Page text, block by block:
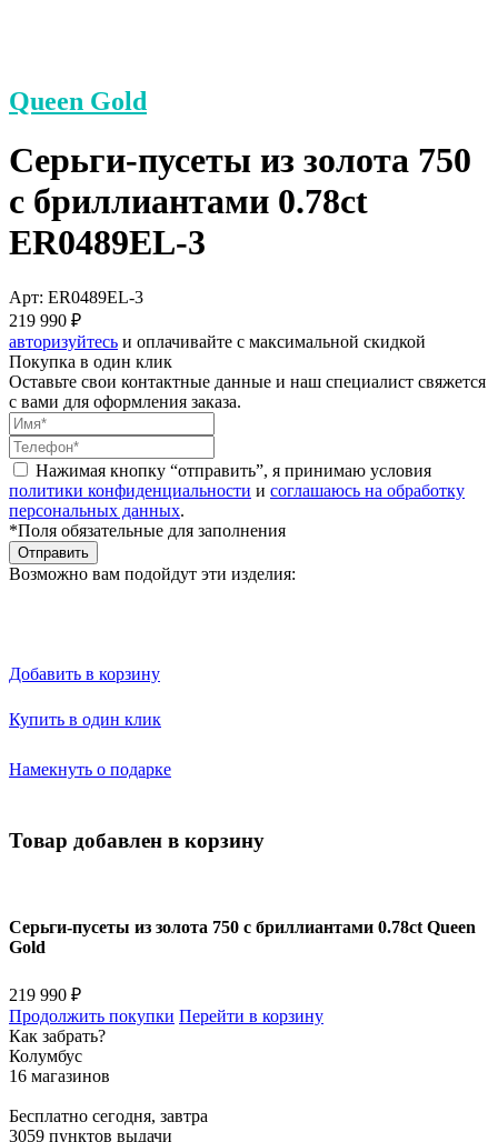
Queen Gold
Серьги-пусеты из золота 750
с бриллиантами 0.78ct
ER0489EL-3
Арт: ER0489EL-3
219 990 ₽
авторизуйтесь и оплачивайте с максимальной скидкой
Покупка в один клик
Оставьте свои контактные данные и наш специалист свяжется
с вами для оформления заказа.
Нажимая кнопку “отправить”, я принимаю условия
политики конфиденциальности и соглашаюсь на обработку
персональных данных.
*Поля обязательные для заполнения
Отправить
Возможно вам подойдут эти изделия:
Добавить в корзину
Купить в один клик
Намекнуть о подарке
Товар добавлен в корзину
Серьги-пусеты из золота 750 с бриллиантами 0.78ct Queen
Gold
219 990 ₽
Продолжить покупки Перейти в корзину
Как забрать?
Колумбус
16 магазинов
Бесплатно сегодня, завтра
3059 пунктов выдачи